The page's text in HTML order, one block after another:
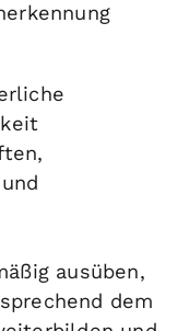
ausüben,
dem